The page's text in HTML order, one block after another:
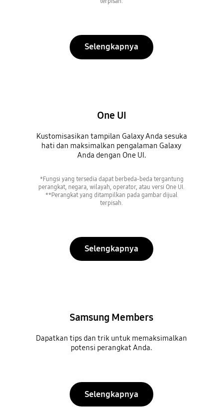
Selengkapnya
One UI
Kustomisasikan tampilan Galaxy Anda sesuka
hati dan maksimalkan pengalaman Galaxy
Anda dengan One UI.
*Fungsi yang tersedia dapat berbeda-beda tergantung
perangkat, negara, wilayah, operator, atau versi One UI.
**Perangkat yang ditampilkan pada gambar dijual
terpisah.
Selengkapnya
Samsung Members
Dapatkan tips dan trik untuk memaksimalkan
potensi perangkat Anda.
Selengkapnya